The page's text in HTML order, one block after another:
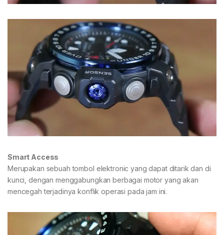
Smart Access
Merupakan sebuah tombol elektronic yang dapat ditarik dan di
kunci, dengan menggabungkan berbagai motor yang akan
mencegah terjadinya konflik operasi pada jam ini.